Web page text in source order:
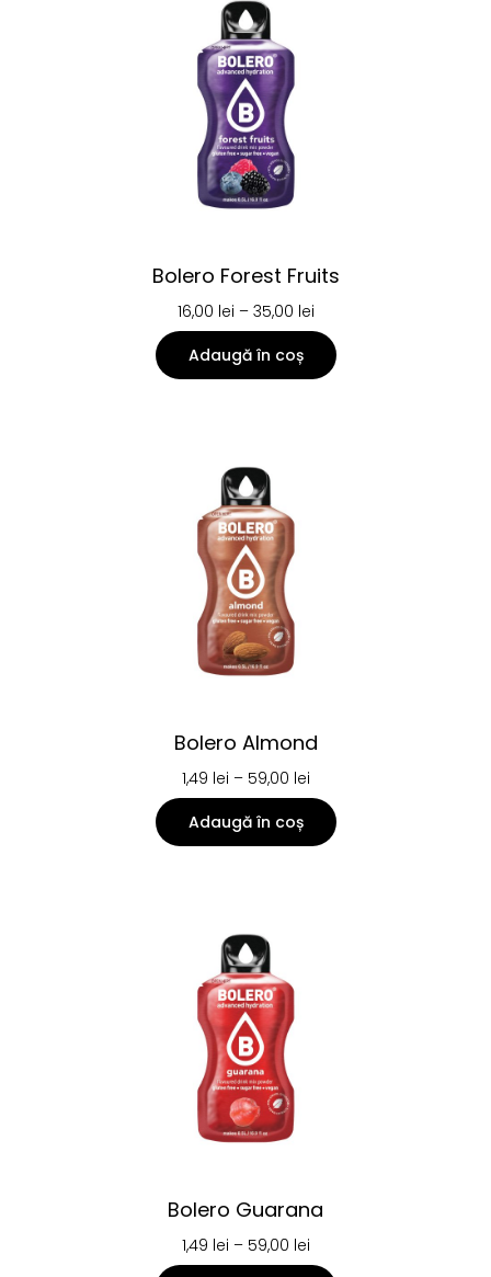
Bolero Forest Fruits
16,00 lei – 35,00 lei
Adaugă în coș
Bolero Almond
1,49 lei – 59,00 lei
Adaugă în coș
Bolero Guarana
1,49 lei – 59,00 lei